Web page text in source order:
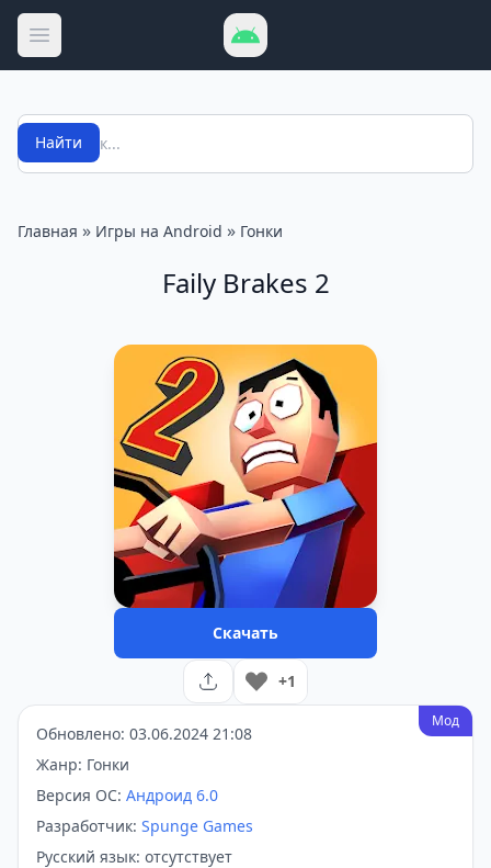
Открыть меню
Поиск
Найти
Главная » Игры на Android » Гонки
Faily Brakes 2
Скачать
+1
Мод
Обновлено: 03.06.2024 21:08
Жанр: Гонки
Версия ОС: Андроид 6.0
Разработчик: Spunge Games
Русский язык: отсутствует